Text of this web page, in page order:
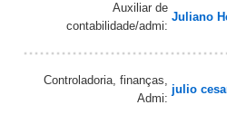
Auxiliar de
contabilidade/admi:
Juliano
Controladoria, finanças,
Admi:
julio